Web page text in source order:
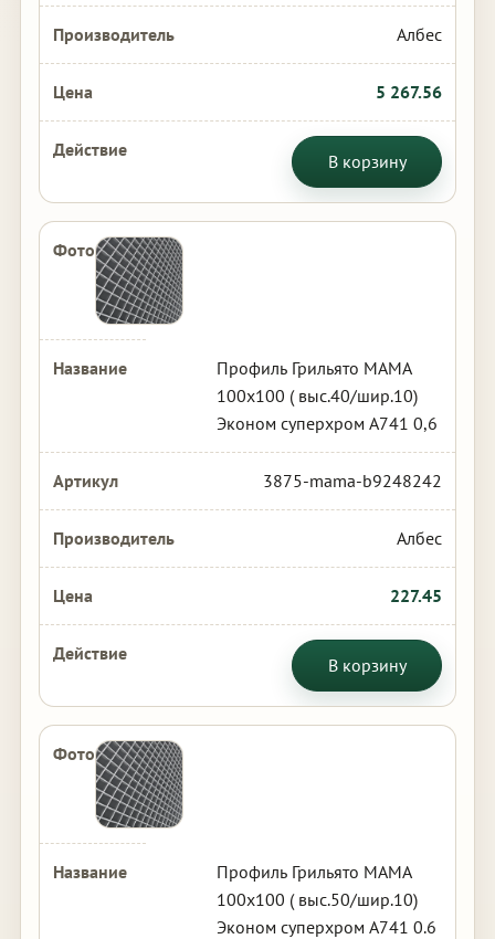
Албес
5 267.56
В корзину
Профиль Грильято МАМА
100х100 ( выс.40/шир.10)
Эконом суперхром А741 0,6
3875-mama-b9248242
Албес
227.45
В корзину
Профиль Грильято МАМА
100х100 ( выс.50/шир.10)
Эконом суперхром А741 0.6